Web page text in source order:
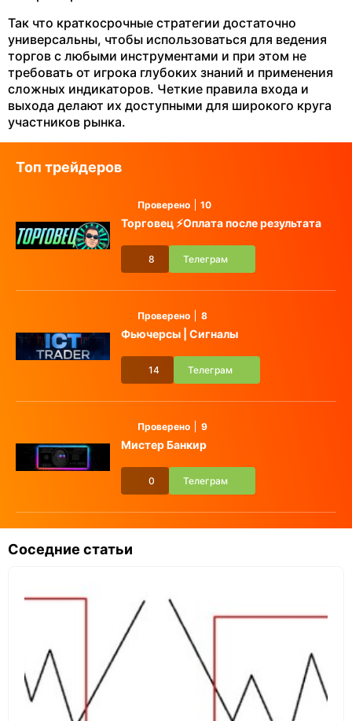
Так что краткосрочные стратегии достаточно
универсальны, чтобы использоваться для ведения
торгов с любыми инструментами и при этом не
требовать от игрока глубоких знаний и применения
сложных индикаторов. Четкие правила входа и
выхода делают их доступными для широкого круга
участников рынка.
Топ трейдеров
Проверено 10
Торговец ⚡️Оплата после результата
8 Телеграм
Проверено 8
Фьючерсы | Сигналы
14 Телеграм
Проверено 9
Мистер Банкир
0 Телеграм
Соседние статьи